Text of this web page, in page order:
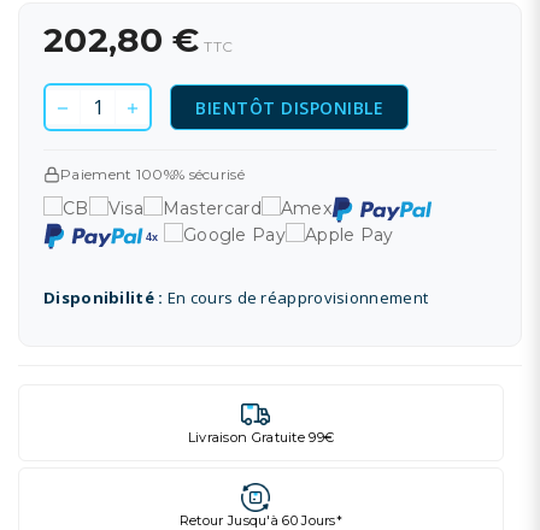
202,80 € TTC
BIENTÔT DISPONIBLE
Paiement 100%% sécurisé
Disponibilité : En cours de réapprovisionnement
Livraison Gratuite 99€
Retour Jusqu'à 60 Jours*